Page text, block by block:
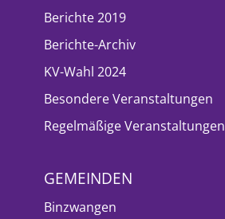
Berichte 2019
Berichte-Archiv
KV-Wahl 2024
Besondere Veranstaltungen
Regelmäßige Veranstaltungen
GEMEINDEN
Binzwangen